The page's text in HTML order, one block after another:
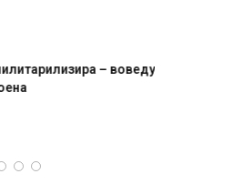
– воведува нова